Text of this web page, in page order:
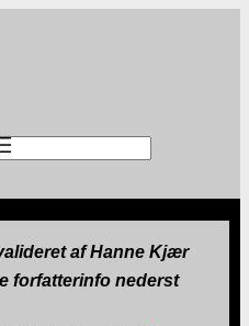
af Hanne Kjær
forfatterinfo nederst